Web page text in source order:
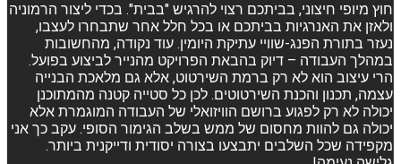
חוץ מיופי חיצוני, בביתכם רצוי להרגיש "בבית". בכדי ליצור הרמוניה
ולאזן את האנרגיות בביתכם או בכל חלל אחר שתבחרו לעצבו,
נעזר בתורת הפנג-שוויי עתיקת היומין. עוד נקודה, מהחשובות
במהלך העבודה – דיוק בהבאת הפרויקט מהנייר לביצוע בפועל.
הרי עיצוב הוא לא רק ברמת השירטוט, אלא גם מלאכת הבנייה
עצמה, תכנון והכנת השירטוטים. לכן כל סטייה קטנה מהמתוכנן
יכולה לא רק לפגוע ברושם הוויזואלי של העבודה המוגמרת אלא
יכולה גם להוות מחסום של ממש בשלב הגימור הסופי. עקב כך אני
מקפידה שכל השלבים יתבצעו בצורה יסודית ודייקנית ביותר.